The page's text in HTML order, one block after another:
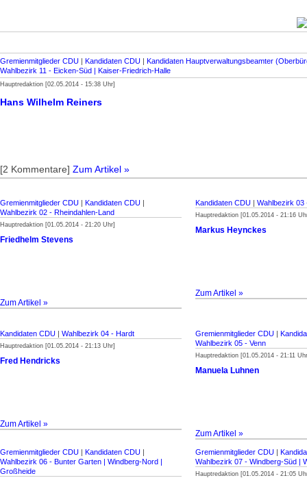
Gremienmitglieder CDU | Kandidaten CDU | Kandidaten Hauptverwaltungsbeamter
Wahlbezirk 11 - Eicken-Süd | Kaiser-Friedrich-Halle
Hauptredaktion [02.05.2014 - 15:38 Uhr]
Hans Wilhelm Reiners
[2 Kommentare] Zum Artikel »
Gremienmitglieder CDU | Kandidaten CDU |
Wahlbezirk 02 - Rheindahlen-Land
Hauptredaktion [01.05.2014 - 21:20 Uhr]
Friedhelm Stevens
Zum Artikel »
Kandidaten CDU | Wahlbezirk 03
Hauptredaktion [01.05.2014 - 21:16
Markus Heynckes
Zum Artikel »
Kandidaten CDU | Wahlbezirk 04 - Hardt
Hauptredaktion [01.05.2014 - 21:13 Uhr]
Fred Hendricks
Zum Artikel »
Gremienmitglieder CDU |
Wahlbezirk 05 - Venn
Hauptredaktion [01.05.2014 - 21:11
Manuela Luhnen
Zum Artikel »
Gremienmitglieder CDU | Kandidaten CDU |
Wahlbezirk 06 - Bunter Garten | Windberg-Nord |
Großheide
Gremienmitglieder CDU |
Wahlbezirk 07 - Windberg-Süd |
Hauptredaktion [01.05.2014 - 21:05